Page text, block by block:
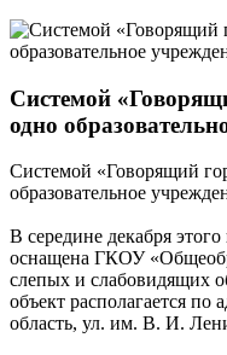
Системой
одно
Системой «Говорящий
образовательное
В середине декабря
оснащена ГКОУ
слепых и слабовидящих
объект располагается по
область, ул. им. В. И.